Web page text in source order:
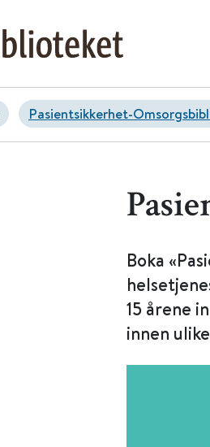
Pasientsikkerhet-
Boka
15 årene
innen